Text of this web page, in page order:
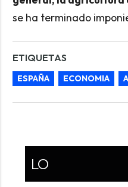
se ha terminado
ETIQUETAS
ESPAÑA ECONOMIA
LO